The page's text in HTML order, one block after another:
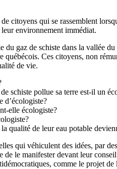
citoyens qui se rassemblent
environnement immédiat.
gaz de schiste dans la vallée
Ces citoyens, non
de vie.
schiste pollue sa terre est-il un
d’écologiste?
elle écologiste?
qualité de leur eau potable
qui véhiculent des idées, par
le manifester devant leur
comme le projet de